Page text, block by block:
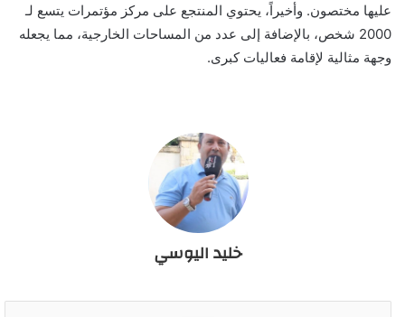
عليها مختصون. وأخيراً، يحتوي المنتجع على مركز مؤتمرات يتسع لـ
200
0 شخص، بالإضافة إلى عدد من المساحات الخارجية، مما يجعله
وجهة مثالية لإقامة فعاليات كبرى.
خليد اليوسي